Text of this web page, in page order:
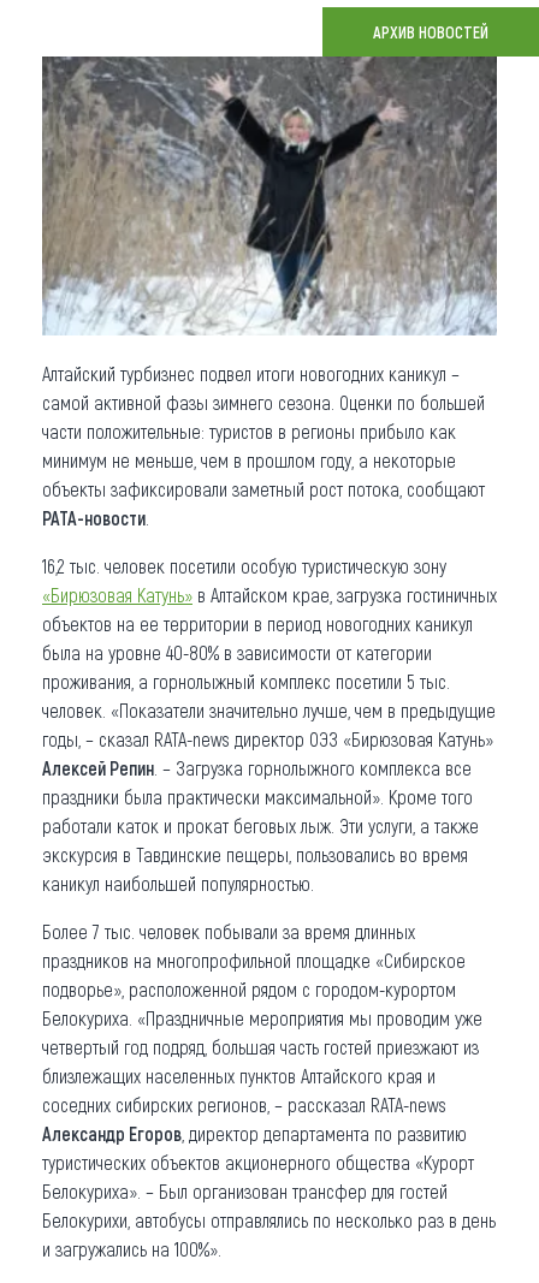
О регионе
Коллекция впечатлений
Другие рубрики
АРХИВ НОВОСТЕЙ
Алтайский турбизнес подвел итоги новогодних каникул –
самой активной фазы зимнего сезона. Оценки по большей
части положительные: туристов в регионы прибыло как
минимум не меньше, чем в прошлом году, а некоторые
объекты зафиксировали заметный рост потока, сообщают
РАТА-новости
16,2 тыс. человек посетили особую туристическую зону
«Бирюзовая Катунь» в Алтайском крае, загрузка гостиничных
объектов на ее территории в период новогодних каникул
была на уровне 40-80% в зависимости от категории
проживания, а горнолыжный комплекс посетили 5 тыс.
человек. «Показатели значительно лучше, чем в предыдущие
годы, – сказал RATA-news директор ОЭЗ «Бирюзовая Катунь»
Алексей Репин . – Загрузка горнолыжного комплекса все
праздники была практически максимальной». Кроме того
работали каток и прокат беговых лыж. Эти услуги, а также
экскурсия в Тавдинские пещеры, пользовались во время
каникул наибольшей популярностью.
Более 7 тыс. человек побывали за время длинных
праздников на многопрофильной площадке «Сибирское
подворье», расположенной рядом с городом-курортом
Белокуриха. «Праздничные мероприятия мы проводим уже
четвертый год подряд, большая часть гостей приезжают из
близлежащих населенных пунктов Алтайского края и
соседних сибирских регионов, – рассказал RATA-news
Александр Егоров , директор департамента по развитию
туристических объектов акционерного общества «Курорт
Белокуриха». – Был организован трансфер для гостей
Белокурихи, автобусы отправлялись по несколько раз в день
и загружались на 100%».